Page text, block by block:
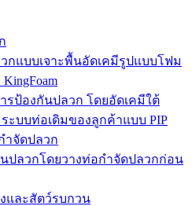
กแบบเจาะพื้นอัดเคมีรูปแบบโฟม
รป้องกันปลวก โดยอัดเคมีใต้
ะบบท่อเดิมของลูกค้าแบบ PIP
ำจัดปลวก
ปลวกโดยวางท่อกำจัดปลวกก่อน
และสัตว์รบกวน